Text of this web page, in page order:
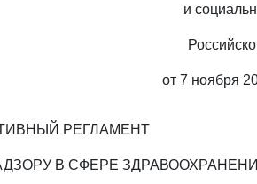
и
от 7 ноября
РЕГЛАМЕНТ
В СФЕРЕ